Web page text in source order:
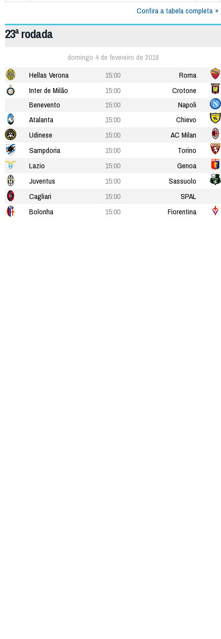
Confira a tabela completa
23ª rodada
domingo 4 de fevereiro de 2018
Hellas Verona
15:00
Roma
Inter de Milão
15:00
Crotone
Benevento
15:00
Napoli
Atalanta
15:00
Chievo
Udinese
15:00
AC Milan
Sampdoria
15:00
Torino
Lazio
15:00
Genoa
Juventus
15:00
Sassuolo
Cagliari
15:00
SPAL
Bolonha
15:00 Fiorentina